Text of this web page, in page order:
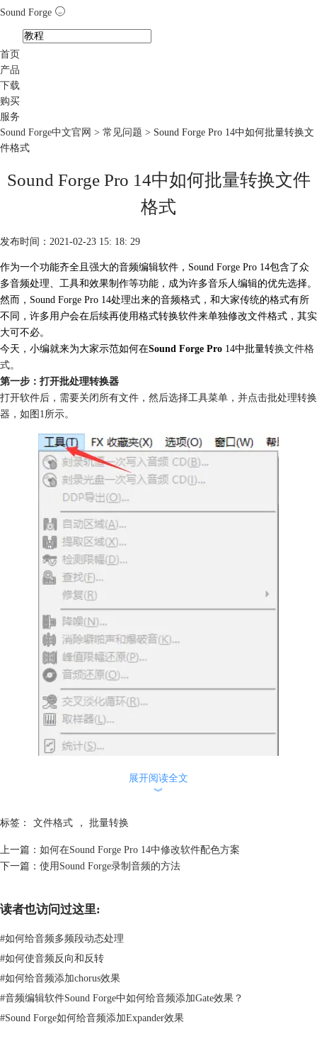
Sound Forge
首页
产品
下载
购买
服务
Sound Forge中文官网 > 常见问题 > Sound Forge Pro 14中如何批量转换文
件格式
Sound Forge Pro 14中如何批量转换文件
格式
发布时间：2021-02-23 15: 18: 29
作为一个功能齐全且强大的音频编辑软件，Sound Forge Pro 14包含了众
多音频处理、工具和效果制作等功能，成为许多音乐人编辑的优先选择。
然而，Sound Forge Pro 14处理出来的音频格式，和大家传统的格式有所
不同，许多用户会在后续再使用格式转换软件来单独修改文件格式，其实
大可不必。
今天，小编就来为大家示范如何在Sound Forge Pro 14中批量转换文件格
式。
第一步：打开批处理转换器
打开软件后，需要关闭所有文件，然后选择工具菜单，并点击批处理转换
器，如图1所示。
打开后即如图2所示，箭头①所指的即为添加文件，箭头②可以直接添加
文件夹，选择需要转换格式的文件并进行添加，添加好后即如图2中红色
方框所示。如果有错选的，可以选择箭头③的移除键进行删除。
展开阅读全文
︾
标签： 文件格式 ， 批量转换
上一篇： 如何在Sound Forge Pro 14中修改软件配色方案
下一篇： 使用Sound Forge录制音频的方法
读者也访问过这里:
#如何给音频多频段动态处理
#如何使音频反向和反转
#如何给音频添加chorus效果
#音频编辑软件Sound Forge中如何给音频添加Gate效果？
#Sound Forge如何给音频添加Expander效果